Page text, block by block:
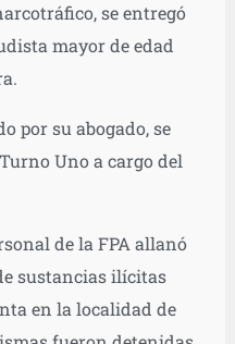
se entregó
mayor de edad
por su abogado, se
Uno a cargo del
de la FPA allanó
sustancias ilícitas
en la localidad de